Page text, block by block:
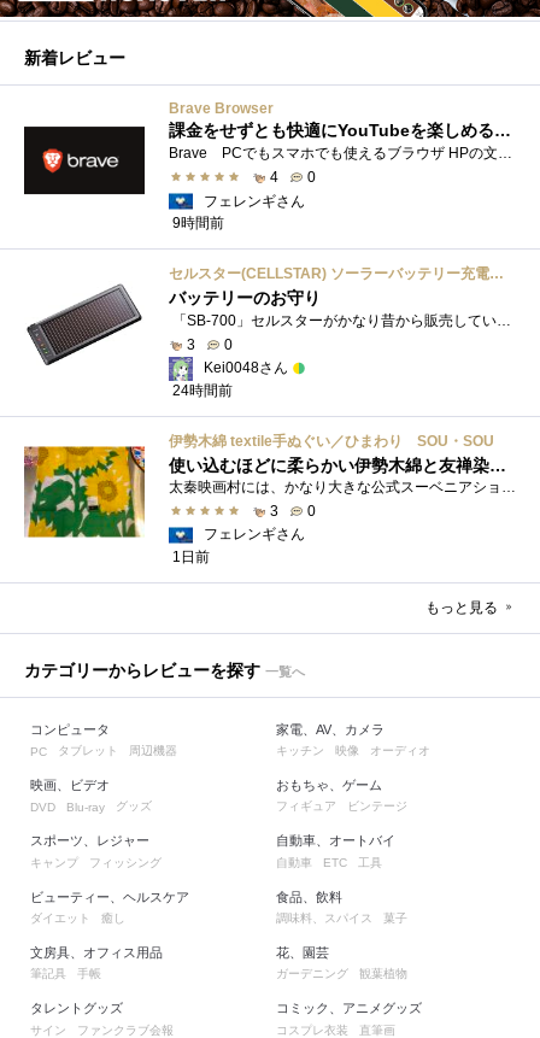
新着レビュー
Brave Browser
課金をせずとも快適にYouTubeを楽しめるようになったよ
Brave PCでもスマホでも使えるブラウザ HPの文言は 広告やトラッカーがブロックされるから、訪問するサイトをよりすっきりした表示で閲覧でき�...
4
0
フェレンギさん
9時間前
セルスター(CELLSTAR) ソーラーバッテリー充電器 SB-700 DC12V専用
バッテリーのお守り
「SB-700」セルスターがかなり昔から販売しているソーラーチャージャーです。ガッツリ充電する用ではなく待機電力(暗電流って言うらしい)対策�...
3
0
Kei0048さん
24時間前
伊勢木綿 textile手ぬぐい／ひまわり SOU・SOU
使い込むほどに柔らかい伊勢木綿と友禅染の発色を楽しむ
太秦映画村には、かなり大きな公式スーベニアショップの他にも、江戸時代の町家風の飲食店や土産物店が軒を連ねておりました。 何かよいもの...
3
0
フェレンギさん
1日前
もっと見る
カテゴリーからレビューを探す 一覧へ
コンピュータ
PC タブレット 周辺機器
映画、ビデオ
DVD Blu-ray グッズ
スポーツ、レジャー
キャンプ フィッシング
ビューティー、ヘルスケア
ダイエット 癒し
文房具、オフィス用品
筆記具 手帳
タレントグッズ
サイン ファンクラブ会報
家電、AV、カメラ
キッチン 映像 オーディオ
おもちゃ、ゲーム
フィギュア ビンテージ
自動車、オートバイ
自動車 ETC 工具
食品、飲料
調味料、スパイス 菓子
花、園芸
ガーデニング 観葉植物
コミック、アニメグッズ
コスプレ衣装 直筆画